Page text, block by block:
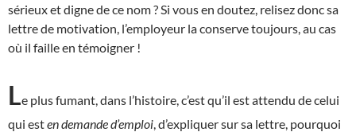
sérieux et digne de ce nom ? Si vous en doutez, relisez donc sa
lettre de motivation, l’employeur la conserve toujours, au cas
où il faille en témoigner !
Le plus fumant, dans l’histoire, c’est qu’il est attendu de celui
qui esten demande d’emploi , d’expliquer sur sa lettre, pourquoi